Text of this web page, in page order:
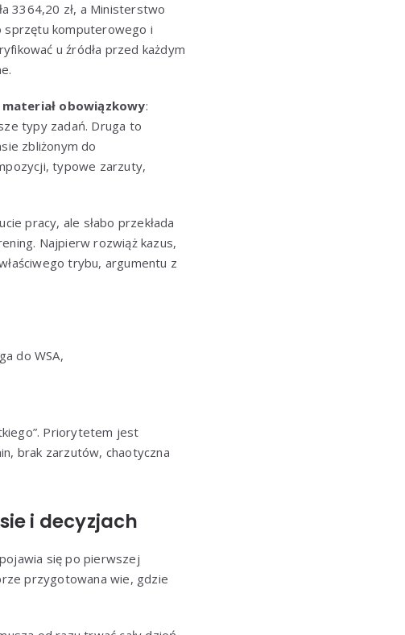
3364,20 zł, a Ministerstwo
sprzętu komputerowego i
u źródła przed każdym
materiał obowiązkowy:
typy zadań. Druga to
zbliżonym do
typowe zarzuty,
pracy, ale słabo przekłada
Najpierw rozwiąż kazus,
trybu, argumentu z
do WSA,
Priorytetem jest
brak zarzutów, chaotyczna
i decyzjach
się po pierwszej
przygotowana wie, gdzie